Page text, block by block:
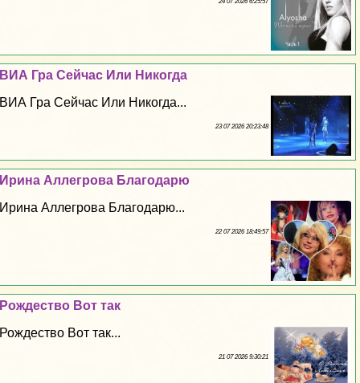
ВИА Гра Сейчас Или Никогда
ВИА Гра Сейчас Или Никогда...
23 07 2026 20:23:48
Ирина Аллегрова Благодарю
Ирина Аллегрова Благодарю...
22 07 2026 18:49:57
Рождество Вот так
Рождество Вот так...
21 07 2026 9:30:21